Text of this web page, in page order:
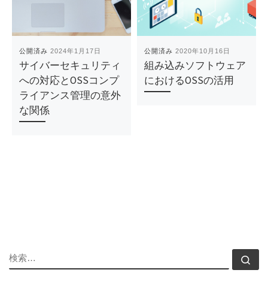
公開済み2024年1月17日
サイバーセキュリティ
への対応とOSSコンプ
ライアンス管理の意外
な関係
公開済み2020年10月16日
組み込みソフトウェア
におけるOSSの活用
検索